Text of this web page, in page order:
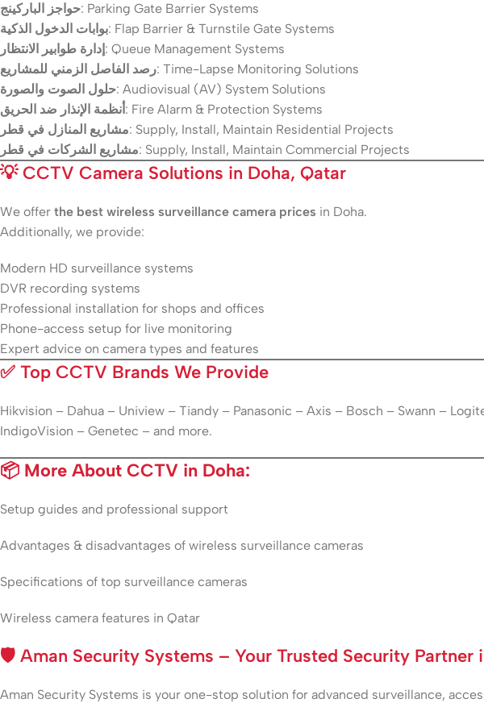
حواجز الباركينج: Parking Gate Barrier Systems
بوابات الدخول الذكية: Flap Barrier & Turnstile Gate Systems
إدارة طوابير الانتظار: Queue Management Systems
رصد الفاصل الزمني للمشاريع: Time-Lapse Monitoring Solutions
حلول الصوت والصورة: Audiovisual (AV) System Solutions
أنظمة الإنذار ضد الحريق: Fire Alarm & Protection Systems
مشاريع المنازل في قطر: Supply, Install, Maintain Residential Projects
مشاريع الشركات في قطر: Supply, Install, Maintain Commercial Projects
💡CCTV Camera Solutions in Doha, Qatar
We offer the best wireless surveillance camera prices in Doha.
Additionally, we provide:
Modern HD surveillance systems
DVR recording systems
Professional installation for shops and offices
Phone-access setup for live monitoring
Expert advice on camera types and features
✅ Top CCTV Brands We Provide
Hikvision – Dahua – Uniview – Tiandy – Panasonic – Axis – Bosch – Swann –
IndigoVision – Genetec – and more.
📦 More About CCTV in Doha:
Setup guides and professional support
Advantages & disadvantages of wireless surveillance cameras
Specifications of top surveillance cameras
Wireless camera features in Qatar
🛡️ Aman Security Systems – Your Trusted Security Partner
Aman Security Systems is your one-stop solution for advanced surveillance,